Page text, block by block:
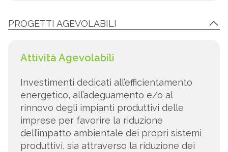
PROGETTI AGEVOLABILI
Attività Agevolabili
Investimenti dedicati all’efficientamento
energetico, all’adeguamento e/o al
rinnovo degli impianti produttivi delle
imprese per favorire la riduzione
dell’impatto ambientale dei propri sistemi
produttivi, sia attraverso la riduzione dei